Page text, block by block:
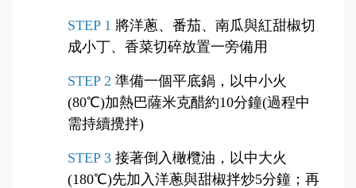
STEP 1 將洋蔥、番茄、南瓜與紅甜椒切
成小丁、香菜切碎放置一旁備用
STEP 2 準備一個平底鍋，以中小火
(80℃)加熱巴薩米克醋約10分鐘(過程中
需持續攪拌)
STEP 3 接著倒入橄欖油，以中大火
(180℃)先加入洋蔥與甜椒拌炒5分鐘；再